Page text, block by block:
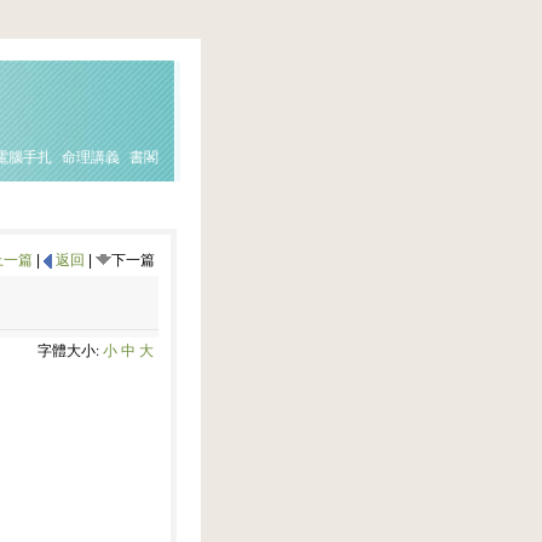
腦手扎 命理講義 書閣
一篇 返回 下一篇
字體大小:小中 大